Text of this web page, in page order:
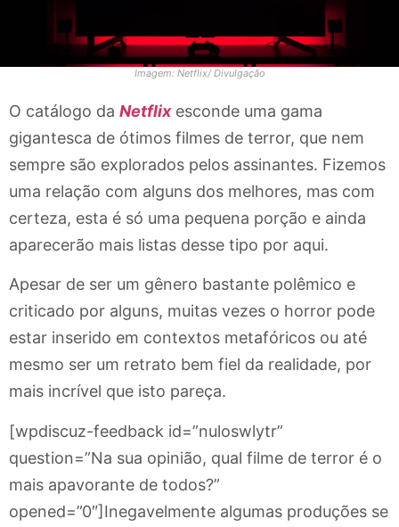
Imagem: Netflix/ Divulgação
O catálogo da Netflixesconde uma gama
gigantesca de ótimos filmes de terror, que nem
sempre são explorados pelos assinantes. Fizemos
uma relação com alguns dos melhores, mas com
certeza, esta é só uma pequena porção e ainda
aparecerão mais listas desse tipo por aqui.
Apesar de ser um gênero bastante polêmico e
criticado por alguns, muitas vezes o horror pode
estar inserido em contextos metafóricos ou até
mesmo ser um retrato bem fiel da realidade, por
mais incrível que isto pareça.
[wpdiscuz-feedback id=”nuloswlytr”
question=”Na sua opinião, qual filme de terror é o
mais apavorante de todos?”
opened=”0″]Inegavelmente algumas produções se